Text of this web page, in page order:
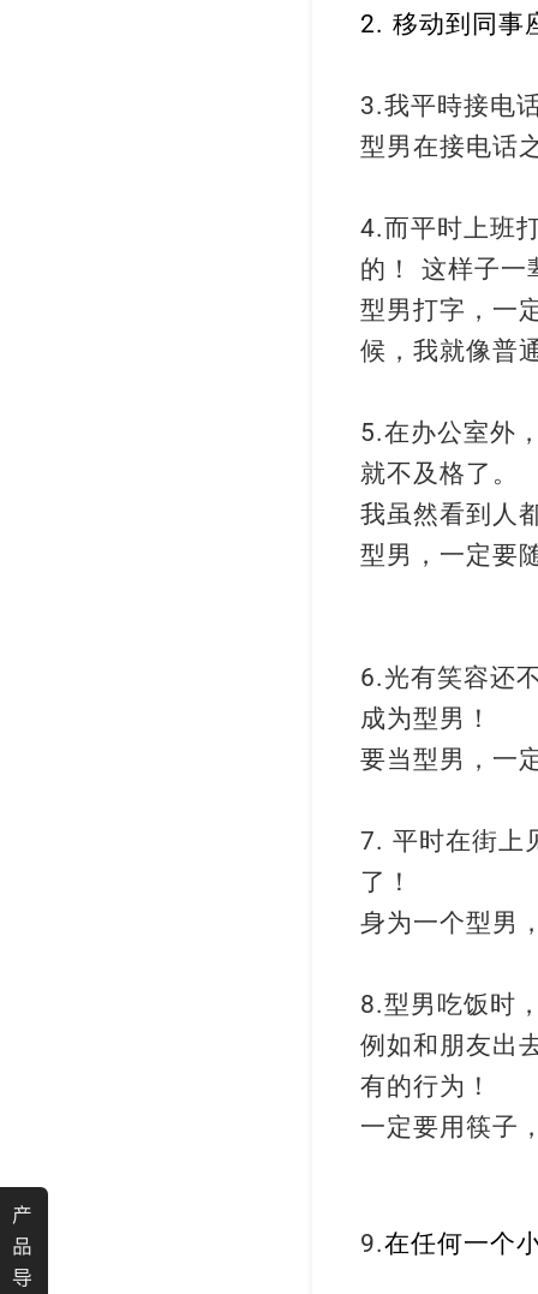
2. 移动到同事
3.我平時接电
型男在接电话
4.而平时上班
的！ 这样子一
型男打字，一
候，我就像普
5.在办公室外
就不及格了。
我虽然看到人
型男，一定要
6. 光有笑容还
成为型男！
要当型男，一
7. 平时在街上
了！
身为一个型男
8.型男吃饭时
例如和朋友出
有的行为！
一定要用筷子
9.在任何一个
产
品
导